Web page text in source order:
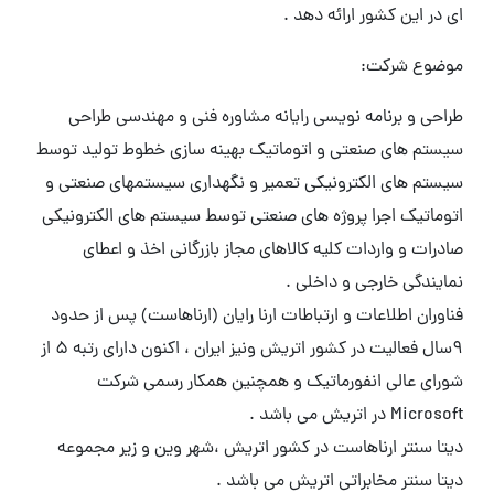
ای در این کشور ارائه دهد .
موضوع شرکت:
طراحی و برنامه نویسی رایانه مشاوره فنی و مهندسی طراحی
سیستم های صنعتی و اتوماتیک بهینه سازی خطوط تولید توسط
سیستم های الکترونیکی تعمیر و نگهداری سیستمهای صنعتی و
اتوماتیک اجرا پروژه های صنعتی توسط سیستم های الکترونیکی
صادرات و واردات کلیه کالاهای مجاز بازرگانی اخذ و اعطای
نمایندگی خارجی و داخلی .
فناوران اطلاعات و ارتباطات ارنا رایان (ارناهاست) پس از حدود
9سال فعالیت در کشور اتریش ونیز ایران ، اکنون دارای رتبه 5 از
شورای عالی انفورماتیک و همچنین همکار رسمی شرکت
Microsoft در اتریش می باشد .
دیتا سنتر ارناهاست در کشور اتریش ،شهر وین و زیر مجموعه
دیتا سنتر مخابراتی اتریش می باشد .